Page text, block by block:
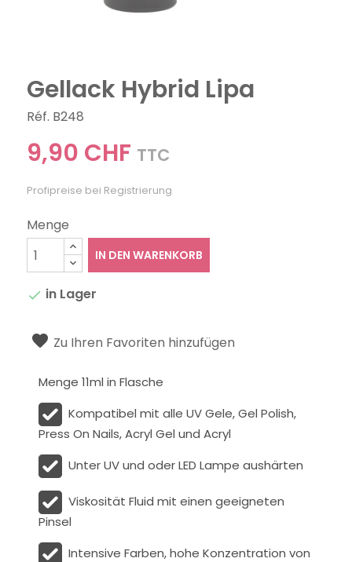
Gellack Hybrid Lipa
Réf. B248
9,90 CHF TTC
Profipreise bei Registrierung
Menge
IN DEN WARENKORB
 in Lager
Zu Ihren Favoriten hinzufügen
Menge 11ml in Flasche
Kompatibel mit alle UV Gele, Gel Polish,
Press On Nails, Acryl Gel und Acryl
Unter UV und oder LED Lampe aushärten
ViskositätFluid mit einen geeigneten
Pinsel
Intensive Farben, hohe Konzentration von